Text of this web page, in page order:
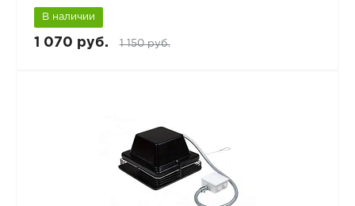
В наличии
1 070 руб. 1 150 руб.